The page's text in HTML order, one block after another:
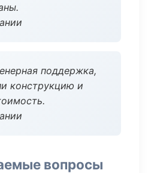
поддержка,
конструкцию и
вопросы